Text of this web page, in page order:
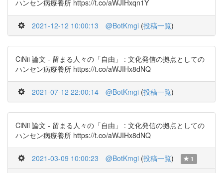
ハンセン病療養所 https://t.co/aWJIHxqn1Y
2021-12-12 10:00:13 @BotKmgi (投稿一覧)
CiNii 論文 - 留まる人々の「自由」 : 文化発信の拠点としての
ハンセン病療養所 https://t.co/aWJIHx8dNQ
2021-07-12 22:00:14 @BotKmgi (投稿一覧)
CiNii 論文 - 留まる人々の「自由」 : 文化発信の拠点としての
ハンセン病療養所 https://t.co/aWJIHx8dNQ
2021-03-09 10:00:23 @BotKmgi (投稿一覧) 1